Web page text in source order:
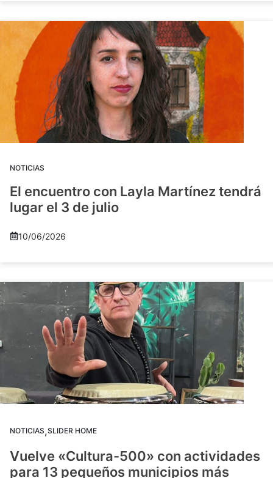
NOTICIAS
El encuentro con Layla Martínez tendrá
lugar el 3 de julio
10/06/2026
NOTICIAS,SLIDER HOME
Vuelve «Cultura-500» con actividades
para 13 pequeños municipios más